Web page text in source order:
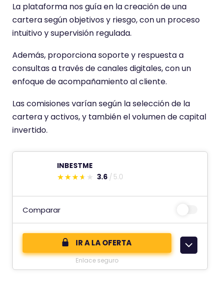
e
n
e
n
a
p
n
a
c
i
e
La plataforma nos guía en la creación de una
cartera según objetivos y riesgo, con un proceso
intuitivo y supervisión regulada.
Además, proporciona soporte y respuesta a
consultas a través de canales digitales, con un
enfoque de acompañamiento al cliente.
Las comisiones varían según la selección de la
cartera y activos, y también el volumen de capital
invertido.
INBESTME
E
s
t
e
c
3.6 5.0
Comparar
IR A LA OFERTA
Enlace seguro